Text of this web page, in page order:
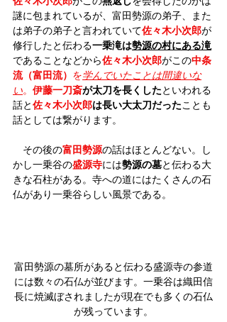
謎に包まれているが、富田勢源の弟子、また
は弟子の弟子と言われていて佐々木小次郎が
修行したと伝わる一乗滝は勢源の村にある滝
であることなどから佐々木小次郎がこの中条
流（富田流） を学んでいたことは間違いな
い。 伊藤一刀斎が太刀を長くしたといわれる
話と佐々木小次郎は長い大太刀だったことも
話としては繋がります。
その後の富田勢源の話はほとんどない。し
かし一乗谷の盛源寺には勢源の墓と伝わる大
きな石柱がある。寺への道にはたくさんの石
仏があり一乗谷らしい風景である。
富田勢源の墓所があると伝わる盛源寺の参道
には数々の石仏が並びます。一乗谷は織田信
長に焼滅ぼされましたが現在でも多くの石仏
が残っています。